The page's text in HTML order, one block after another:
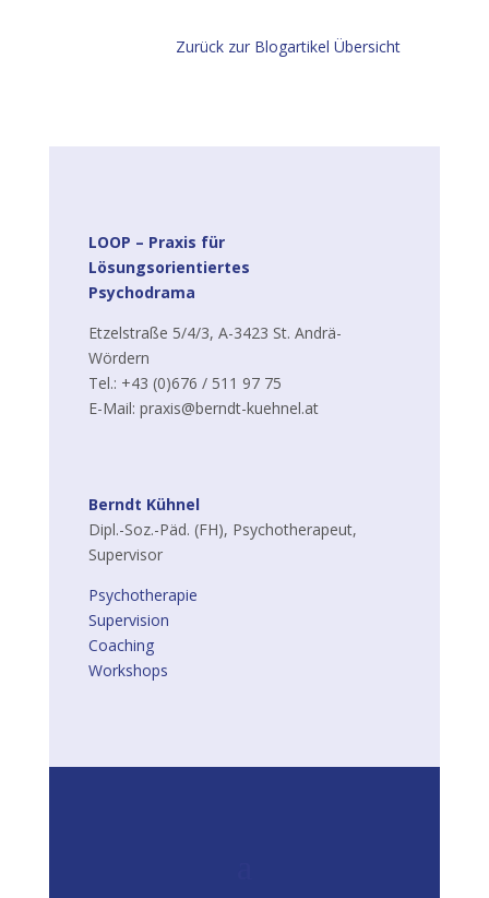
Zurück zur Blogartikel Übersicht
LOOP – Praxis für
Lösungsorientiertes
Psychodrama
Etzelstraße 5/4/3, A-3423 St. Andrä-
Wördern
Tel.: +43 (0)676 / 511 97 75
E-Mail: praxis@berndt-kuehnel.at
Berndt Kühnel
Dipl.-Soz.-Päd. (FH), Psychotherapeut,
Supervisor
Psychotherapie
Supervision
Coaching
Workshops